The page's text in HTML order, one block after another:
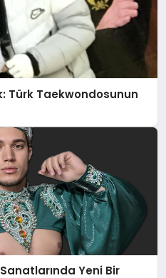
Türk Taekwondosunun
Yeni Bir